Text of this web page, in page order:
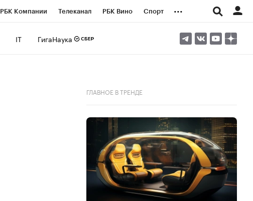
РБК Компании Телеканал РБК Вино Спорт ...
IT ГигаНаука
ГЛАВНОЕ В ТРЕНДЕ